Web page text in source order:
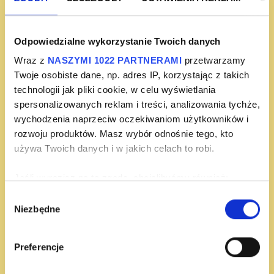
Odpowiedzialne wykorzystanie Twoich danych
Wraz z NASZYMI 1022 PARTNERAMI przetwarzamy
Twoje osobiste dane, np. adres IP, korzystając z takich
technologii jak pliki cookie, w celu wyświetlania
spersonalizowanych reklam i treści, analizowania tychże,
wychodzenia naprzeciw oczekiwaniom użytkowników i
rozwoju produktów. Masz wybór odnośnie tego, kto
używa Twoich danych i w jakich celach to robi.
geograficznej z dokładnością nawet do kilku metrów
analizując charakteryzującego je zbiory danych
(fingerprinting, czyli wirtualny odcisk palca)
zgody
Niezbędne
Preferencje